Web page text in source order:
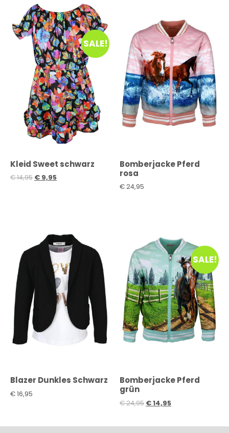
SALE!
Kleid Sweet schwarz
€14,95 € 9,95
Bomberjacke Pferd
rosa
€24,95
Blazer Dunkles Schwarz
€16,95
SALE!
Bomberjacke Pferd
grün
€24,95 €14,95